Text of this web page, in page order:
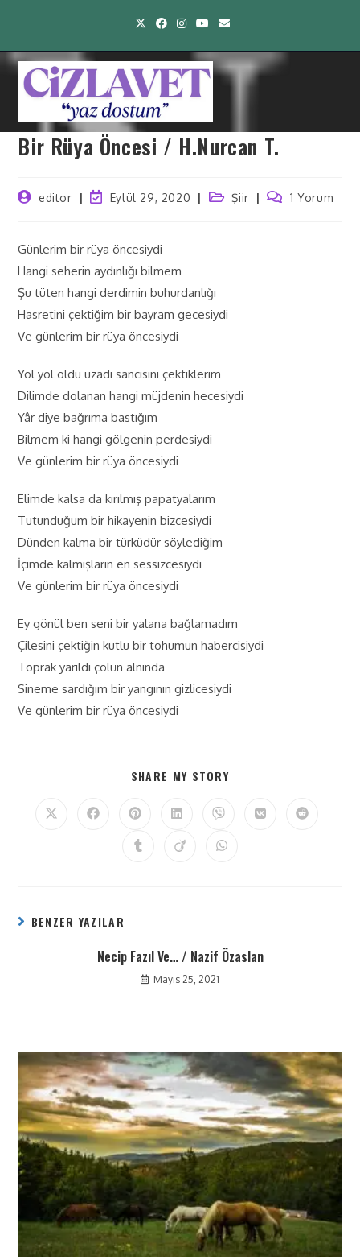
Bir Rüya Öncesi / H.Nurcan T.
editor Eylül 29, 2020 Şiir 1 Yorum
Günlerim bir rüya öncesiydi
Hangi seherin aydınlığı bilmem
Şu tüten hangi derdimin buhurdanlığı
Hasretini çektiğim bir bayram gecesiydi
Ve günlerim bir rüya öncesiydi
Yol yol oldu uzadı sancısını çektiklerim
Dilimde dolanan hangi müjdenin hecesiydi
Yâr diye bağrıma bastığım
Bilmem ki hangi gölgenin perdesiydi
Ve günlerim bir rüya öncesiydi
Elimde kalsa da kırılmış papatyalarım
Tutunduğum bir hikayenin bizcesiydi
Dünden kalma bir türküdür söylediğim
İçimde kalmışların en sessizcesiydi
Ve günlerim bir rüya öncesiydi
Ey gönül ben seni bir yalana bağlamadım
Çilesini çektiğin kutlu bir tohumun habercisiydi
Toprak yarıldı çölün alnında
Sineme sardığım bir yangının gizlicesiydi
Ve günlerim bir rüya öncesiydi
SHARE MY STORY
BENZER YAZILAR
Necip Fazıl Ve… / Nazif Özaslan
Mayıs 25, 2021